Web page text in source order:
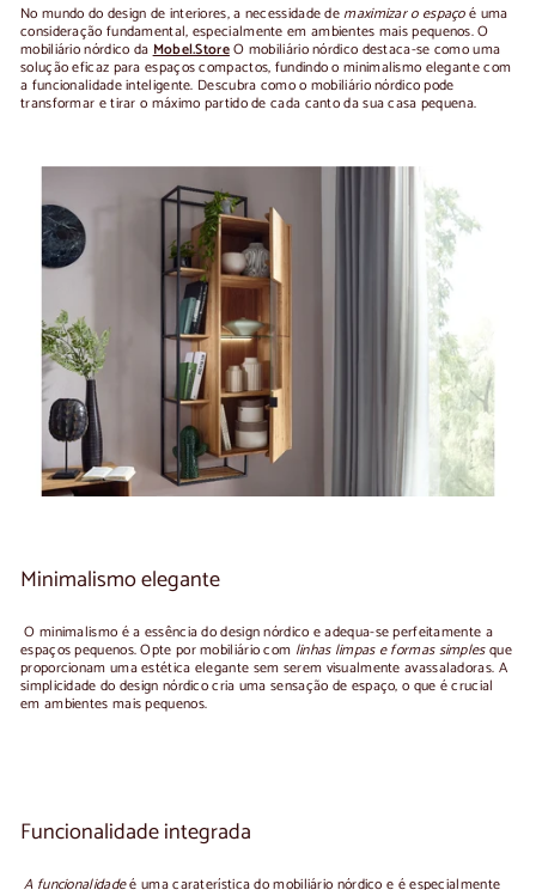
No mundo do design de interiores, a necessidade demaximizar o espaçoé uma
consideração fundamental, especialmente em ambientes mais pequenos. O
mobiliário nórdico daMobel.StoreO mobiliário nórdico destaca-se como uma
solução eficaz para espaços compactos, fundindo o minimalismo elegante com
a funcionalidade inteligente. Descubra como o mobiliário nórdico pode
transformar e tirar o máximo partido de cada canto da sua casa pequena.
Minimalismo elegante
O minimalismo é a essência do design nórdico e adequa-se perfeitamente a
espaços pequenos. Opte por mobiliário com linhas limpas e formas simplesque
proporcionam uma estética elegante sem serem visualmente avassaladoras. A
simplicidade do design nórdico cria uma sensação de espaço, o que é crucial
em ambientes mais pequenos.
Funcionalidade integrada
A funcionalidadeé uma caraterística do mobiliário nórdico e é especialmente